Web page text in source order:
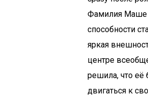
Фамилия Маше
способности
яркая
центре
решила, что её
двигаться к